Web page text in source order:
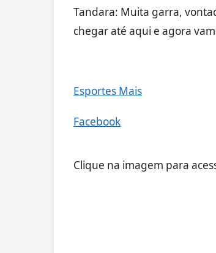
Tandara: Muita garra,
chegar até aqui e agora
Esportes Mais
Facebook
Clique na imagem para